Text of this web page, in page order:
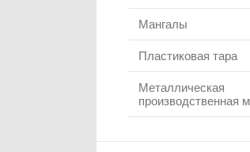
Мангалы
Пластиковая тара
Металлическая
производственная